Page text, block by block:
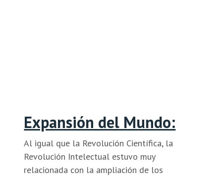
Expansión del Mundo:
Al igual que la Revolución Científica, la
Revolución Intelectual estuvo muy
relacionada con la ampliación de los